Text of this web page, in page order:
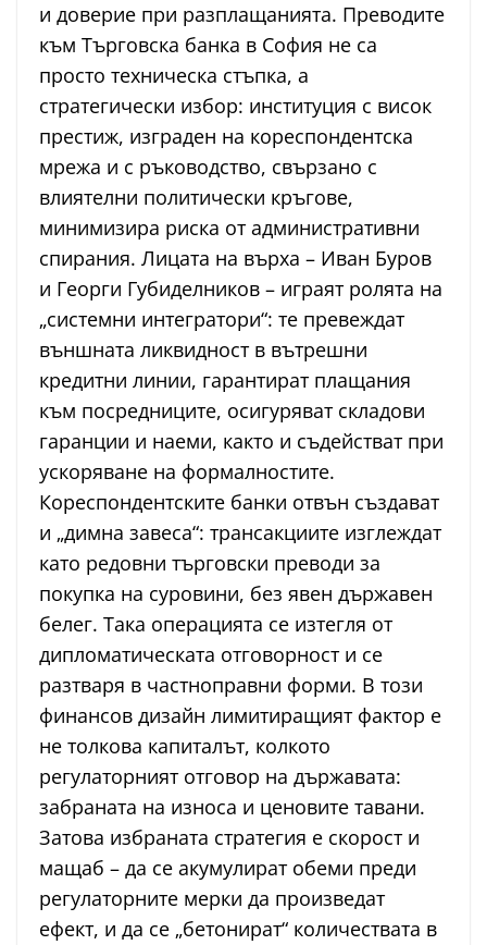
и доверие при разплащанията. Преводите
към Търговска банка в София не са
просто техническа стъпка, а
стратегически избор: институция с висок
престиж, изграден на кореспондентска
мрежа и с ръководство, свързано с
влиятелни политически кръгове,
минимизира риска от административни
спирания. Лицата на върха – Иван Буров
и Георги Губиделников – играят ролята на
„системни интегратори“: те превеждат
външната ликвидност в вътрешни
кредитни линии, гарантират плащания
към посредниците, осигуряват складови
гаранции и наеми, както и съдействат при
ускоряване на формалностите.
Кореспондентските банки отвън създават
и „димна завеса“: трансакциите изглеждат
като редовни търговски преводи за
покупка на суровини, без явен държавен
белег. Така операцията се изтегля от
дипломатическата отговорност и се
разтваря в частноправни форми. В този
финансов дизайн лимитиращият фактор е
не толкова капиталът, колкото
регулаторният отговор на държавата:
забраната на износа и ценовите тавани.
Затова избраната стратегия е скорост и
мащаб – да се акумулират обеми преди
регулаторните мерки да произведат
ефект, и да се „бетонират“ количествата в